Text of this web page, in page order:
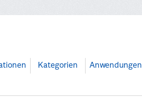
Kategorien Anwendungen